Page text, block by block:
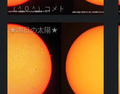
（＾０＾）コメト
★本日の太陽★